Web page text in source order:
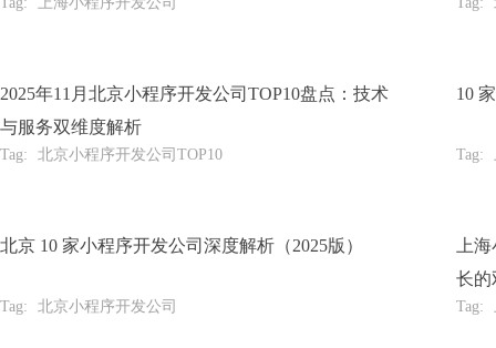
2025年11月北京小程序开发公司TOP10盘点：技术
与服务双维度解析
Tag: 北京小程序开发公司TOP10
10
Tag:
北京 10 家小程序开发公司深度解析（2025版）
Tag: 北京小程序开发公司
上
长的
Tag: